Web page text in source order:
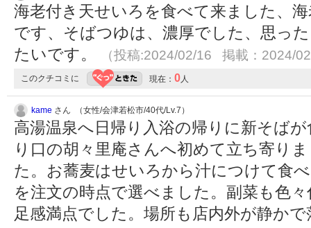
海老付き天せいろを食べて来ました、
です、そばつゆは、濃厚でした、思っ
たいです。
（投稿:2024/02/16 掲載：2024/
このクチコミに 現在： 0人
kame さん （女性/会津若松市/40代/Lv.7）
高湯温泉へ日帰り入浴の帰りに新そば
り口の胡々里庵さんへ初めて立ち寄り
た。お蕎麦はせいろから汁につけて食
を注文の時点で選べました。副菜も色
足感満点でした。場所も店内外が静か